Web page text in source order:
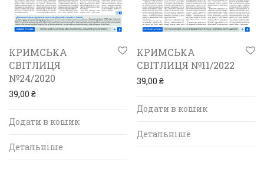
КРИМСЬКА
СВІТЛИЦЯ
№24/2020
39,00 ₴
Додати в кошик
Детальніше
КРИМСЬКА
СВІТЛИЦЯ №11/2022
39,00 ₴
Додати в кошик
Детальніше